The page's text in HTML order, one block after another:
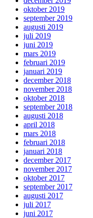
oktober 2019
september 2019
augusti 2019
juli 2019
juni 2019
mars 2019
februari 2019
januari 2019
december 2018
november 2018
oktober 2018
september 2018
augusti 2018
april 2018
mars 2018
februari 2018
januari 2018
december 2017
november 2017
oktober 2017
september 2017
augusti 2017
juli 2017
juni 2017